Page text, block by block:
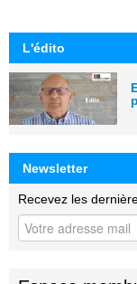
L'édito
Newsletter
Recevez les